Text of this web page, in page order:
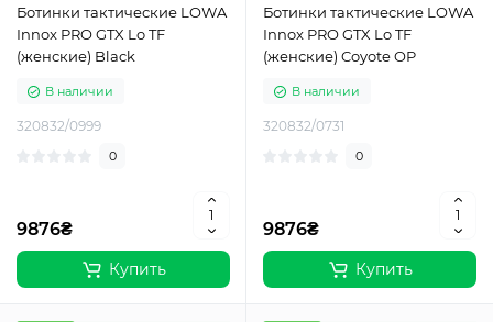
Ботинки тактические LOWA
Innox PRO GTX Lo TF
(женские) Black
В наличии
320832/0999
0
9876₴
Купить
Ботинки тактические LOWA
Innox PRO GTX Lo TF
(женские) Coyote OP
В наличии
320832/0731
0
9876₴
Купить